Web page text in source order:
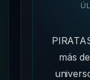
más